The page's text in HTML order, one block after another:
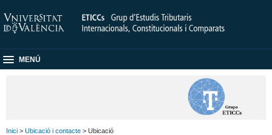
MENÚ
Inici > Ubicació i contacte > Ubicació